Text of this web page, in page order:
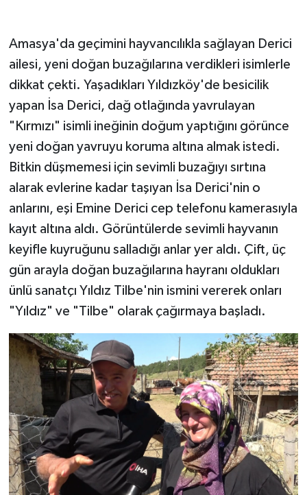
Amasya'da geçimini hayvancılıkla sağlayan Derici
ailesi, yeni doğan buzağılarına verdikleri isimlerle
dikkat çekti. Yaşadıkları Yıldızköy'de besicilik
yapan İsa Derici, dağ otlağında yavrulayan
"Kırmızı" isimli ineğinin doğum yaptığını görünce
yeni doğan yavruyu koruma altına almak istedi.
Bitkin düşmemesi için sevimli buzağıyı sırtına
alarak evlerine kadar taşıyan İsa Derici'nin o
anlarını, eşi Emine Derici cep telefonu kamerasıyla
kayıt altına aldı. Görüntülerde sevimli hayvanın
keyifle kuyruğunu salladığı anlar yer aldı. Çift, üç
gün arayla doğan buzağılarına hayranı oldukları
ünlü sanatçı Yıldız Tilbe'nin ismini vererek onları
"Yıldız" ve "Tilbe" olarak çağırmaya başladı.